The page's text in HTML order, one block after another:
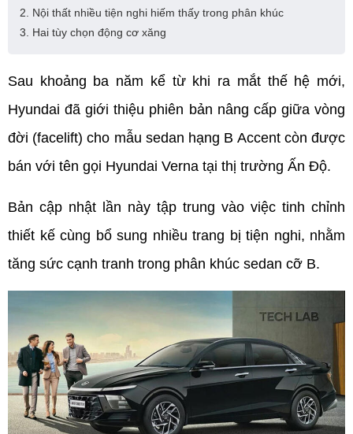
2. Nội thất nhiều tiện nghi hiếm thấy trong phân khúc
3. Hai tùy chọn động cơ xăng
Sau khoảng ba năm kể từ khi ra mắt thế hệ mới,
Hyundai đã giới thiệu phiên bản nâng cấp giữa vòng
đời (facelift) cho mẫu sedan hạng B Accent còn được
bán với tên gọi Hyundai Verna tại thị trường Ấn Độ.
Bản cập nhật lần này tập trung vào việc tinh chỉnh
thiết kế cùng bổ sung nhiều trang bị tiện nghi, nhằm
tăng sức cạnh tranh trong phân khúc sedan cỡ B.